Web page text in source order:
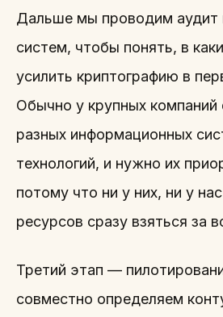
Дальше мы проводим аудит
систем, чтобы понять, в
усилить криптографию в
Обычно у крупных компаний
разных информационных
технологий, и нужно их
потому что ни у них, ни у
ресурсов сразу взяться за
Третий этап —
совместно определяем